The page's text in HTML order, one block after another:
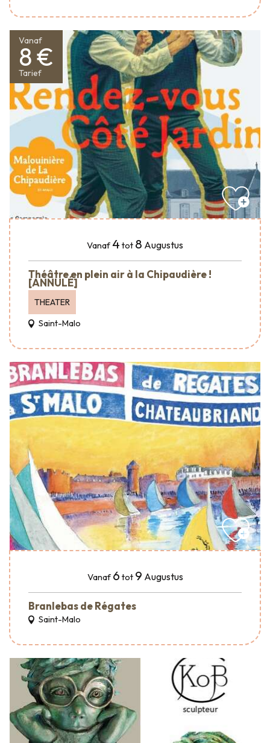
Vanaf
8 €
Tarief
Vanaf4 tot 8 Augustus
Théâtre en plein air à la Chipaudière !
[ANNULÉ]
THEATER
Saint-Malo
Vanaf 6 tot 9 Augustus
Branlebas de Régates
Saint-Malo